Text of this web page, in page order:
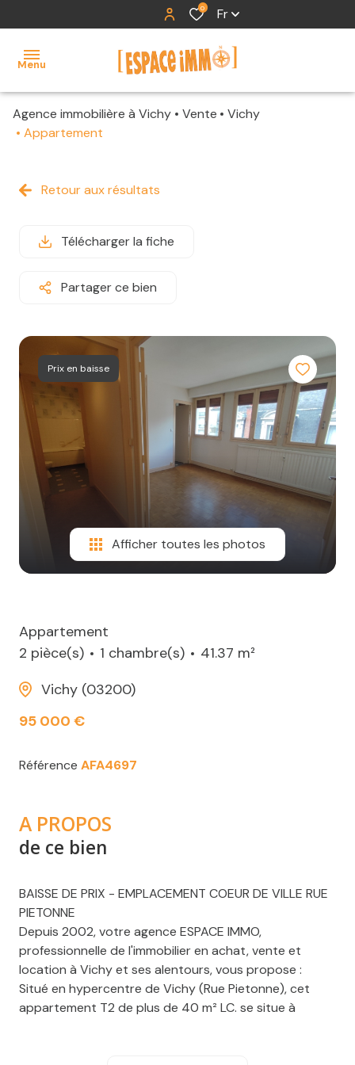
0 Fr
Menu
accueil
locations
contact
Agence immobilière à Vichy Vente
Vichy
Appartement
Retour aux résultats
Télécharger la fiche
Partager ce bien
Prix en baisse
Afficher toutes les photos
Appartement
2 pièce(s)
1 chambre(s)
41.37 m²
Vichy (03200)
95 000 €
Référence AFA4697
A PROPOS
de ce bien
BAISSE DE PRIX - EMPLACEMENT COEUR DE VILLE RUE
PIETONNE
Depuis 2002, votre agence ESPACE IMMO,
professionnelle de l'immobilier en achat, vente et
location à Vichy et ses alentours, vous propose :
Situé en hypercentre de Vichy (Rue Pietonne), cet
appartement T2 de plus de 40 m² LC. se situe à